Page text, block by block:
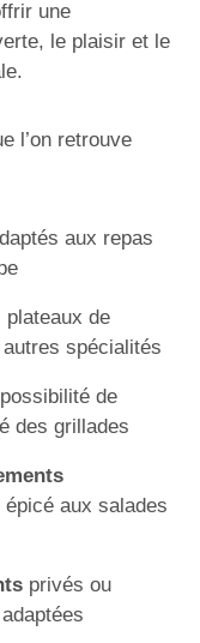
une
le plaisir et le
l’on retrouve
aux repas
plateaux de
spécialités
de
des grillades
aux salades
privés ou